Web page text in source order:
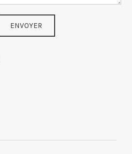
ENVOYER